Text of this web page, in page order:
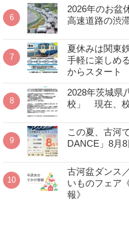
2026年のお盆
高速道路の渋
夏休みは関東
手軽に楽しめ
からスタート
2028年茨城県
校」 現在、校
この夏、古河
DANCE」8月
古河盆ダンス
いものフェア
報》